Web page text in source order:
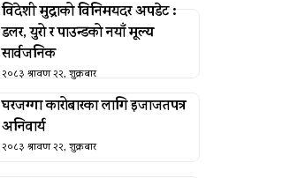
विदेशी मुद्राको विनिमयदर अपडेट :
डलर, युरो र पाउन्डको नयाँ मूल्य
सार्वजनिक
२०८३ श्रावण २२, शुक्रबार
घरजग्गा कारोबारका लागि इजाजतपत्र
अनिवार्य
२०८३ श्रावण २२, शुक्रबार